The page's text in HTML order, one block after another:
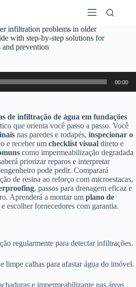
infiltration problems in older
with step-by-step solutions for
and prevention
00:00
de infiltração de água em fundações
que orienta você passo a passo. Você
nas paredes e rodapés, inspecionar o
e receber um checklist visual direto e
como impermeabilização degradada
priorizar reparos e interpretar
pode pedir. Comparará
de resina ao reforço com microestacas,
, passos para drenagem eficaz e
Aprenderá a montar um plano de
e escolher fornecedores com garantia.
regularmente para detectar infiltrações.
limpe calhas para afastar água do imóvel.
e impermeabilizante nas áreas